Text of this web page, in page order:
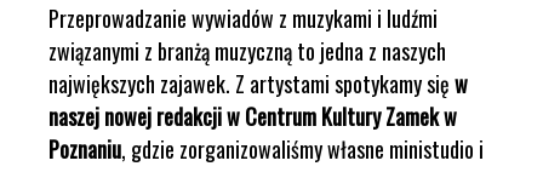
Przeprowadzanie wywiadów z muzykami i ludźmi
związanymi z branżą muzyczną to jedna z naszych
największych zajawek. Z artystami spotykamy sięw
naszej nowej redakcji w Centrum Kultury Zamek w
Poznaniu, gdzie zorganizowaliśmy własne ministudio i